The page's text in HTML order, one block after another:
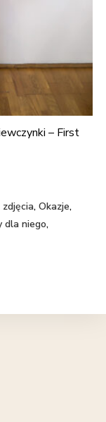
– First
zdjęcia,Okazje,
dla niego,